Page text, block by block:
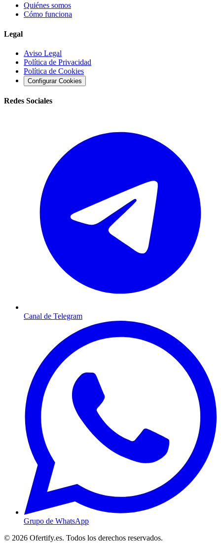
Quiénes somos
Cómo funciona
Legal
Aviso Legal
Política de Privacidad
Política de Cookies
Configurar Cookies
Redes Sociales
Canal de Telegram
Grupo de WhatsApp
© 2026 Ofertify.es. Todos los derechos reservados.